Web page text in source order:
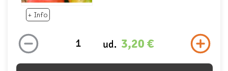
+ Info
ud. 3,20 €